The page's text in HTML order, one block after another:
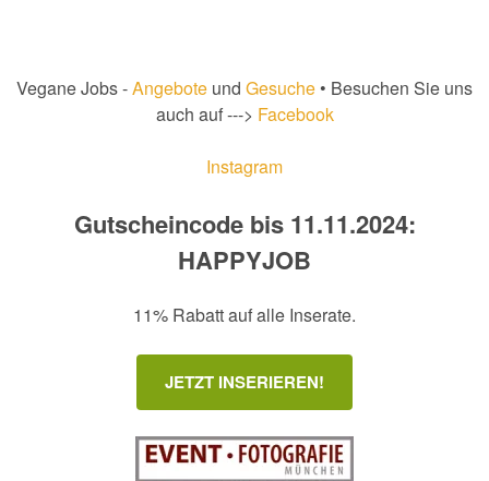
Vegane Jobs -Angebote und Gesuche • Besuchen Sie uns
auch auf ---> Facebook
Instagram
Gutscheincode bis 11.11.2024:
HAPPYJOB
11% Rabatt auf alle Inserate.
JETZT INSERIEREN!